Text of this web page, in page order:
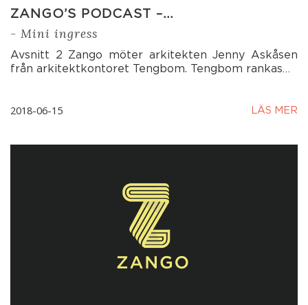
ZANGO’S PODCAST –…
- Mini ingress
Avsnitt 2 Zango möter arkitekten Jenny Askåsen
från arkitektkontoret Tengbom. Tengbom rankas…
2018-06-15 LÄS MER